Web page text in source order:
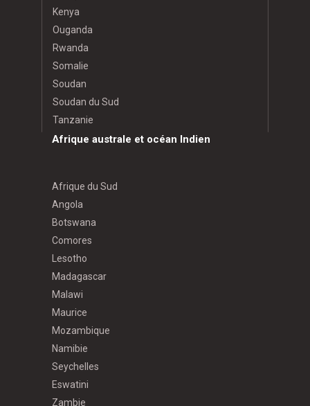
Kenya
Ouganda
Rwanda
Somalie
Soudan
Soudan du Sud
Tanzanie
Afrique australe et océan Indien
Afrique du Sud
Angola
Botswana
Comores
Lesotho
Madagascar
Malawi
Maurice
Mozambique
Namibie
Seychelles
Eswatini
Zambie